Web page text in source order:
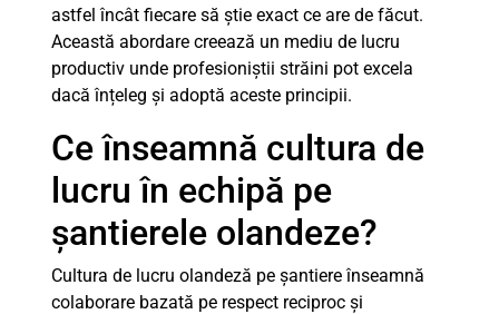
astfel încât fiecare să știe exact ce are de făcut.
Această abordare creează un mediu de lucru
productiv unde profesioniștii străini pot excela
dacă înțeleg și adoptă aceste principii.
Ce înseamnă cultura de
lucru în echipă pe
șantierele olandeze?
Cultura de lucru olandeză pe șantiere înseamnă
colaborare bazată pe respect reciproc și